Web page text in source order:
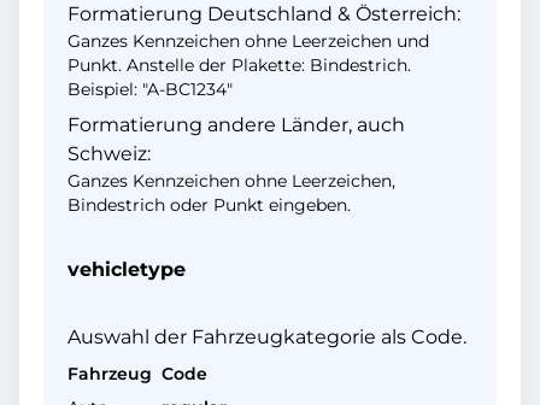
Formatierung Deutschland & Österreich:
Ganzes Kennzeichen ohne Leerzeichen und
Punkt. Anstelle der Plakette: Bindestrich.
Beispiel: "A-BC1234"
Formatierung andere Länder, auch
Schweiz:
Ganzes Kennzeichen ohne Leerzeichen,
Bindestrich oder Punkt eingeben.
vehicletype
Auswahl der Fahrzeugkategorie als Code.
Fahrzeug Code